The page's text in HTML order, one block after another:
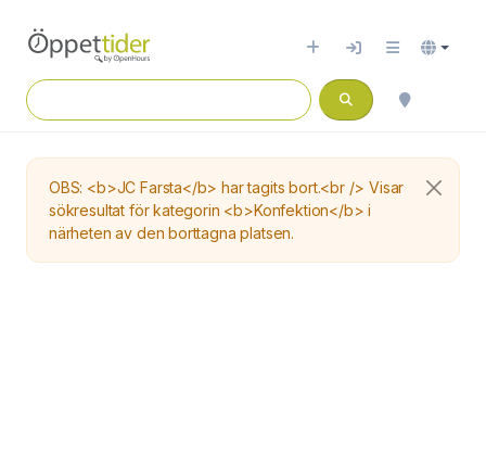
OBS: <b>JC Farsta</b> har tagits bort.<br /> Visar
sökresultat för kategorin <b>Konfektion</b> i
närheten av den borttagna platsen.